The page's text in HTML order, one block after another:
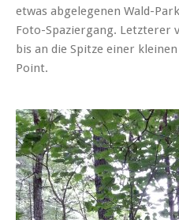
etwas abgelegenen Wald-
Foto-Spaziergang. Letzterer
bis an die Spitze einer
Point.